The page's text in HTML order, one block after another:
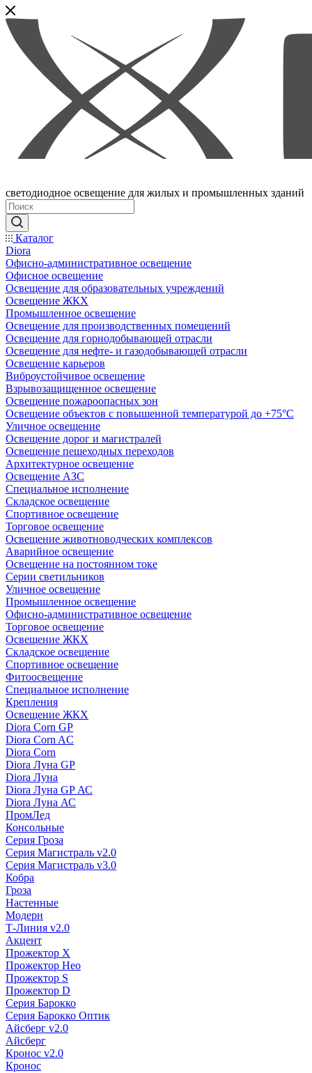
светодиодное освещение для жилых и промышленных зданий
Каталог
Diora
Офисно-административное освещение
Офисное освещение
Освещение для образовательных учреждений
Освещение ЖКХ
Промышленное освещение
Освещение для производственных помещений
Освещение для горнодобывающей отрасли
Освещение для нефте- и газодобывающей отрасли
Освещение карьеров
Виброустойчивое освещение
Взрывозащищенное освещение
Освещение пожароопасных зон
Освещение объектов с повышенной температурой до +75°C
Уличное освещение
Освещение дорог и магистралей
Освещение пешеходных переходов
Архитектурное освещение
Освещение АЗС
Специальное исполнение
Складское освещение
Спортивное освещение
Торговое освещение
Освещение животноводческих комплексов
Аварийное освещение
Освещение на постоянном токе
Серии светильников
Уличное освещение
Промышленное освещение
Офисно-административное освещение
Торговое освещение
Освещение ЖКХ
Складское освещение
Спортивное освещение
Фитоосвещение
Специальное исполнение
Крепления
Освещение ЖКХ
Diora Corn GP
Diora Corn AC
Diora Corn
Diora Луна GP
Diora Луна
Diora Луна GP АС
Diora Луна АС
ПромЛед
Консольные
Серия Гроза
Серия Магистраль v2.0
Серия Магистраль v3.0
Кобра
Гроза
Настенные
Модерн
Т-Линия v2.0
Акцент
Прожектор X
Прожектор Нео
Прожектор S
Прожектор D
Серия Барокко
Серия Барокко Оптик
Айсберг v2.0
Айсберг
Кронос v2.0
Кронос